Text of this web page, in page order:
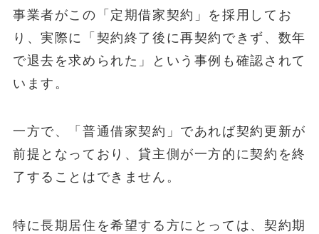
事業者がこの「定期借家契約」を採用してお
り、実際に「契約終了後に再契約できず、数年
で退去を求められた」という事例も確認されて
います。
一方で、「普通借家契約」であれば契約更新が
前提となっており、貸主側が一方的に契約を終
了することはできません。
特に長期居住を希望する方にとっては、契約期